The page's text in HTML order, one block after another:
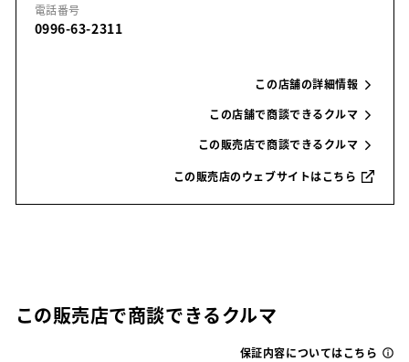
電話番号
0996-63-2311
この店舗の詳細情報
この店舗で商談できるクルマ
この販売店で商談できるクルマ
この販売店のウェブサイトはこちら
この販売店で商談できるクルマ
保証内容についてはこちら